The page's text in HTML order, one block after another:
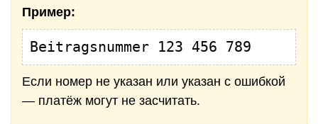
Пример:
Beitragsnummer 123 456 789
Если номер не указан или указан с ошибкой
— платёж могут не засчитать.